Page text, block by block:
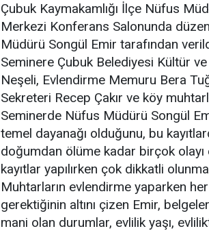
Çubuk Kaymakamlığı İlçe Nüfus
Merkezi Konferans Salonunda
Müdürü Songül Emir tarafından
Seminere Çubuk Belediyesi Kültür
Neşeli, Evlendirme Memuru Bera
Sekreteri Recep Çakır ve köy
Seminerde Nüfus Müdürü Songül
temel dayanağı olduğunu, bu
doğumdan ölüme kadar birçok
kayıtlar yapılırken çok dikkatli
Muhtarların evlendirme yaparken
gerektiğinin altını çizen Emir,
mani olan durumlar, evlilik yaşı,